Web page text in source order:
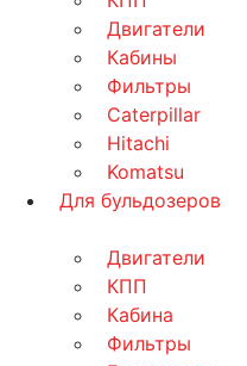
Двигатели
Кабины
Фильтры
Caterpillar
Hitachi
Komatsu
Для бульдозеров
Двигатели
КПП
Кабина
Фильтры